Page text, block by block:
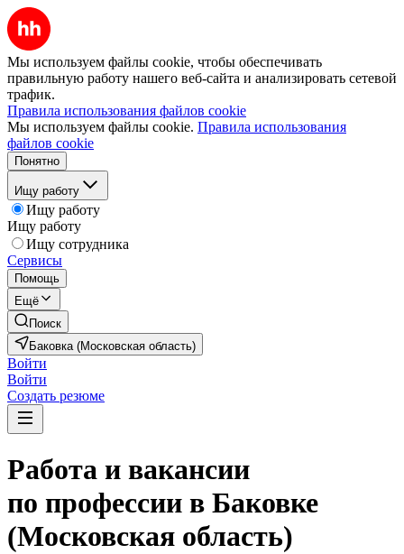
Мы используем файлы cookie, чтобы обеспечивать
правильную работу нашего веб-сайта и анализировать сетевой
трафик.
Правила использования файлов cookie
Мы используем файлы cookie. Правила использования
файлов cookie
Понятно
Ищу работу
Ищу работу
Ищу работу
Ищу сотрудника
Сервисы
Помощь
Ещё
Поиск
Баковка (Московская область)
Войти
Войти
Создать резюме
Работа и вакансии
по профессии в Баковке
(Московская область)